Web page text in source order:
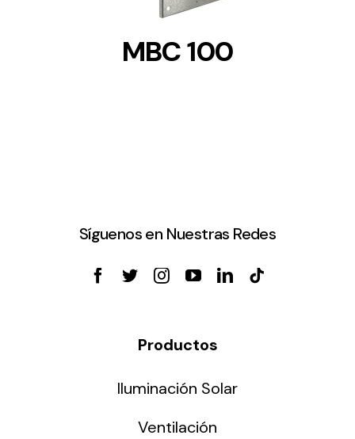
MBC 100
Síguenos en Nuestras Redes
Productos
Iluminación Solar
Ventilación